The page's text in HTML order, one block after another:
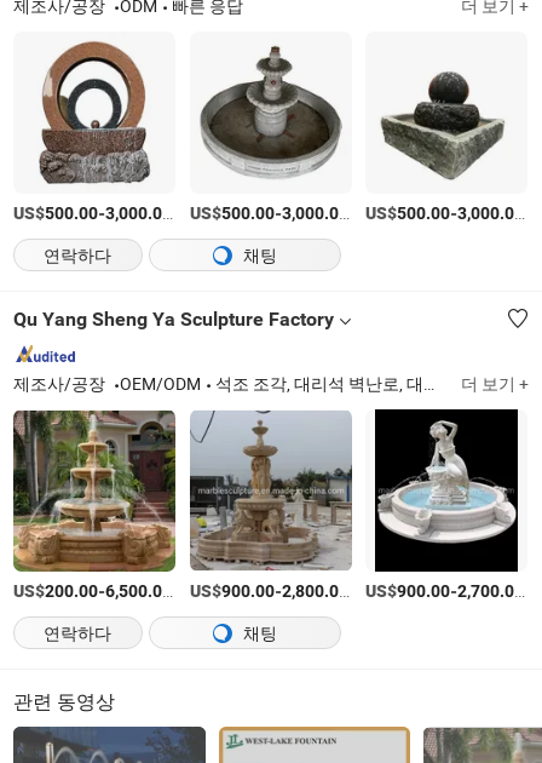
제조사/공장 ODM 빠른 응답 더 보기 +
US$500.00-3,000.00 /상품
US$500.00-3,000.00 /상품
US$500.00-3,000.00 /
연락하다
채팅
Qu Yang Sheng Ya Sculpture Factory
제조사/공장 OEM/ODM 석조 조각, 대리석 벽난로, 대리석 분수, 동상, 화분과 화분, 테이블과 벤치, 동물, 대리석 슬랩, 기둥, 기둥 더 보기 +
US$200.00-6,500.00 /상품
US$900.00-2,800.00 /상품
US$900.00-2,700.00 /
연락하다
채팅
관련 동영상